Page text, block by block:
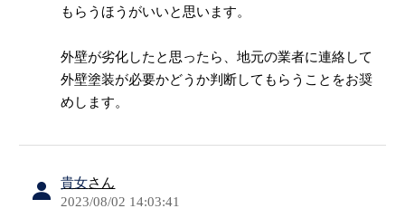
もらうほうがいいと思います。
外壁が劣化したと思ったら、地元の業者に連絡して
外壁塗装が必要かどうか判断してもらうことをお奨
めします。
貴女さん
2023/08/02 14:03:41